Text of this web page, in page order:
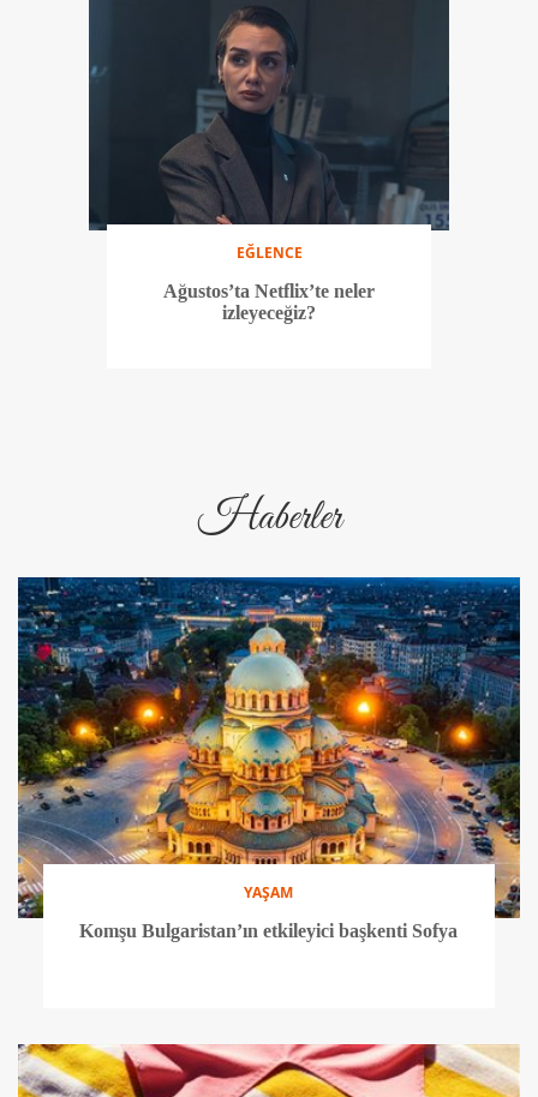
EĞLENCE
Ağustos’ta Netflix’te neler
izleyeceğiz?
Haberler
YAŞAM
Komşu Bulgaristan’ın etkileyici başkenti Sofya